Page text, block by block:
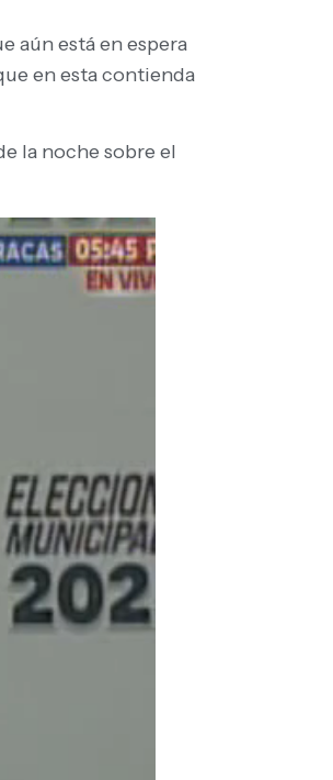
aún está en espera
en esta contienda
la noche sobre el